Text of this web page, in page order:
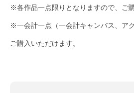
※各作品一点限りとなりますので、ご
※一会計一点（一会計キャンバス、ア
ご購入いただけます。